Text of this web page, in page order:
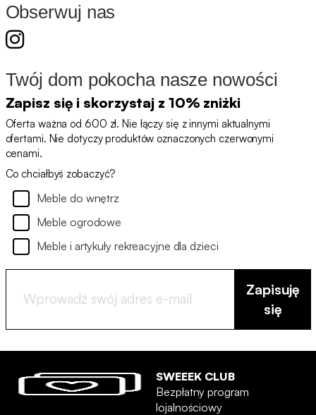
Obserwuj nas
Twój dom pokocha nasze nowości
Zapisz się i skorzystaj z 10% zniżki
Oferta ważna od 600 zł. Nie łączy się z innymi aktualnymi
ofertami. Nie dotyczy produktów oznaczonych czerwonymi
cenami.
Co chciałbyś zobaczyć?
Meble do wnętrz
Meble ogrodowe
Meble i artykuły rekreacyjne dla dzieci
Zapisuję
się
SWEEEK CLUB
Bezpłatny program
lojalnościowy